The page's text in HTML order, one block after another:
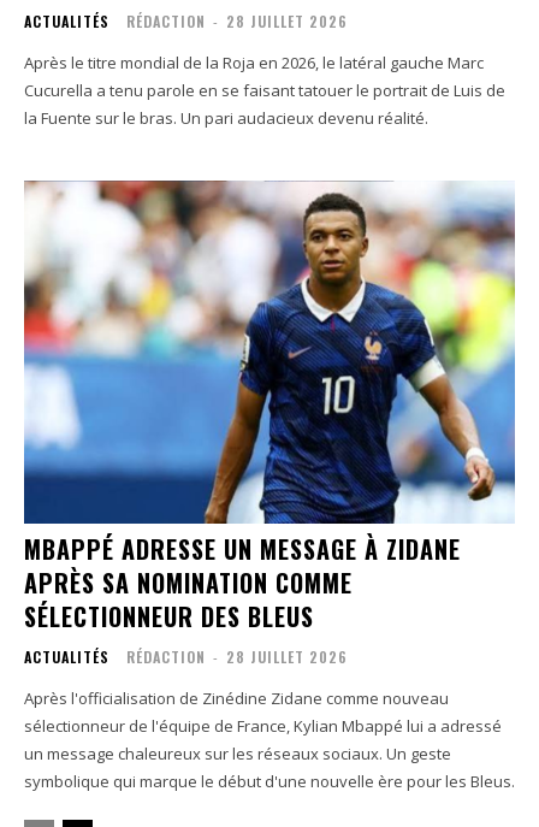
ACTUALITÉS RÉDACTION - 28 JUILLET 2026
Après le titre mondial de la Roja en 2026, le latéral gauche Marc
Cucurella a tenu parole en se faisant tatouer le portrait de Luis de
la Fuente sur le bras. Un pari audacieux devenu réalité.
MBAPPÉ ADRESSE UN MESSAGE À ZIDANE
APRÈS SA NOMINATION COMME
SÉLECTIONNEUR DES BLEUS
ACTUALITÉS RÉDACTION - 28 JUILLET 2026
Après l'officialisation de Zinédine Zidane comme nouveau
sélectionneur de l'équipe de France, Kylian Mbappé lui a adressé
un message chaleureux sur les réseaux sociaux. Un geste
symbolique qui marque le début d'une nouvelle ère pour les Bleus.